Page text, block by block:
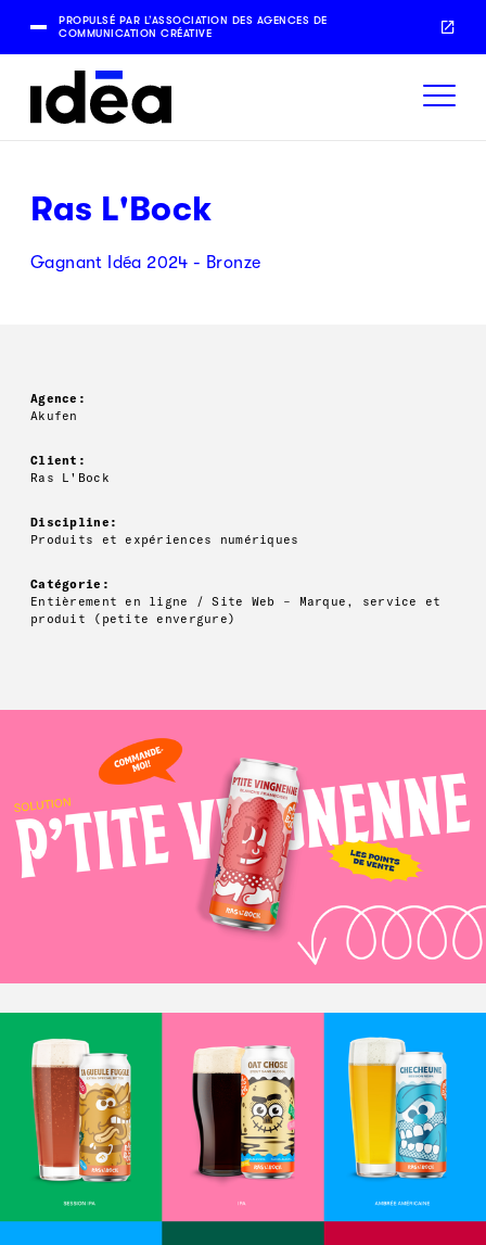
PROPULSÉ PAR L’ASSOCIATION DES AGENCES DE
COMMUNICATION CRÉATIVE
Ras L'Bock
Gagnant Idéa 2024 - Bronze
Agence:
Akufen
Client:
Ras L'Bock
Discipline:
Produits et expériences numériques
Catégorie:
Entièrement en ligne / Site Web – Marque, service et
produit (petite envergure)